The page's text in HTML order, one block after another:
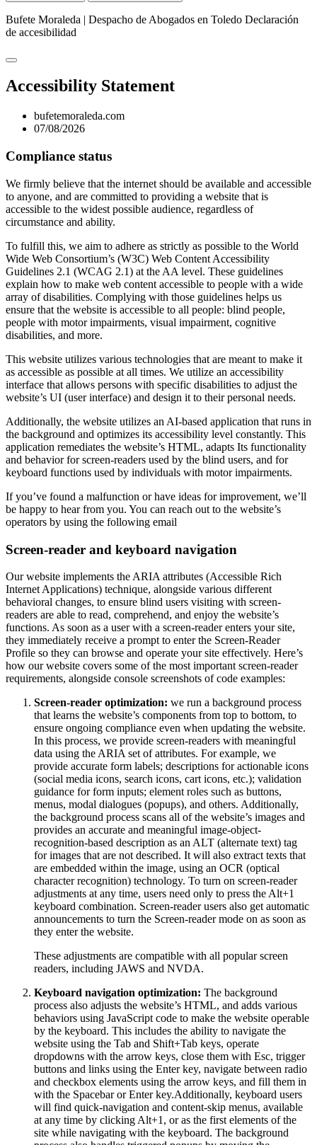
Bufete Moraleda | Despacho de Abogados en Toledo Declaración
de accesibilidad
Accessibility Statement
bufetemoraleda.com
07/08/2026
Compliance status
We firmly believe that the internet should be available and accessible
to anyone, and are committed to providing a website that is
accessible to the widest possible audience, regardless of
circumstance and ability.
To fulfill this, we aim to adhere as strictly as possible to the World
Wide Web Consortium’s (W3C) Web Content Accessibility
Guidelines 2.1 (WCAG 2.1) at the AA level. These guidelines
explain how to make web content accessible to people with a wide
array of disabilities. Complying with those guidelines helps us
ensure that the website is accessible to all people: blind people,
people with motor impairments, visual impairment, cognitive
disabilities, and more.
This website utilizes various technologies that are meant to make it
as accessible as possible at all times. We utilize an accessibility
interface that allows persons with specific disabilities to adjust the
website’s UI (user interface) and design it to their personal needs.
Additionally, the website utilizes an AI-based application that runs in
the background and optimizes its accessibility level constantly. This
application remediates the website’s HTML, adapts Its functionality
and behavior for screen-readers used by the blind users, and for
keyboard functions used by individuals with motor impairments.
If you’ve found a malfunction or have ideas for improvement, we’ll
be happy to hear from you. You can reach out to the website’s
operators by using the following email
Screen-reader and keyboard navigation
Our website implements the ARIA attributes (Accessible Rich
Internet Applications) technique, alongside various different
behavioral changes, to ensure blind users visiting with screen-
readers are able to read, comprehend, and enjoy the website’s
functions. As soon as a user with a screen-reader enters your site,
they immediately receive a prompt to enter the Screen-Reader
Profile so they can browse and operate your site effectively. Here’s
how our website covers some of the most important screen-reader
requirements, alongside console screenshots of code examples:
Screen-reader optimization: we run a background process
that learns the website’s components from top to bottom, to
ensure ongoing compliance even when updating the website.
In this process, we provide screen-readers with meaningful
data using the ARIA set of attributes. For example, we
provide accurate form labels; descriptions for actionable icons
(social media icons, search icons, cart icons, etc.); validation
guidance for form inputs; element roles such as buttons,
menus, modal dialogues (popups), and others. Additionally,
the background process scans all of the website’s images and
provides an accurate and meaningful image-object-
recognition-based description as an ALT (alternate text) tag
for images that are not described. It will also extract texts that
are embedded within the image, using an OCR (optical
character recognition) technology. To turn on screen-reader
adjustments at any time, users need only to press the Alt+1
keyboard combination. Screen-reader users also get automatic
announcements to turn the Screen-reader mode on as soon as
they enter the website.
These adjustments are compatible with all popular screen
readers, including JAWS and NVDA.
Keyboard navigation optimization: The background
process also adjusts the website’s HTML, and adds various
behaviors using JavaScript code to make the website operable
by the keyboard. This includes the ability to navigate the
website using the Tab and Shift+Tab keys, operate
dropdowns with the arrow keys, close them with Esc, trigger
buttons and links using the Enter key, navigate between radio
and checkbox elements using the arrow keys, and fill them in
with the Spacebar or Enter key.Additionally, keyboard users
will find quick-navigation and content-skip menus, available
at any time by clicking Alt+1, or as the first elements of the
site while navigating with the keyboard. The background